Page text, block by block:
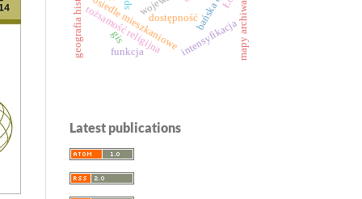
osiedle mieszkaniowe
dostępnośćintensyfikacja
tożsamość religijna
gis mapy archiwalne
funkcja
Latest publications